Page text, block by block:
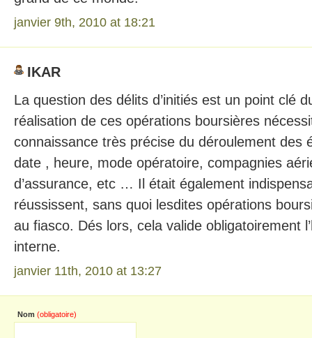
janvier 9th, 2010 at 18:21
IKAR
La question des délits d’initiés est un point clé
réalisation de ces opérations boursières
connaissance très précise du déroulement des
date , heure, mode opératoire, compagnies
d’assurance, etc … Il était également
réussissent, sans quoi lesdites opérations
au fiasco. Dés lors, cela valide obligatoirement
interne.
janvier 11th, 2010 at 13:27
Nom (obligatoire)